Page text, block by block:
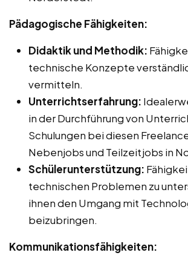
Pädagogische Fähigkeiten:
Didaktik und Methodik:
technische Konzepte
vermitteln.
Unterrichtserfahrung:
in der Durchführung von
Schulungen bei diesen
Nebenjobs und Teilzeitjobs in
Schülerunterstützung:
technischen Problemen zu
ihnen den Umgang mit
beizubringen.
Kommunikationsfähigkeiten: